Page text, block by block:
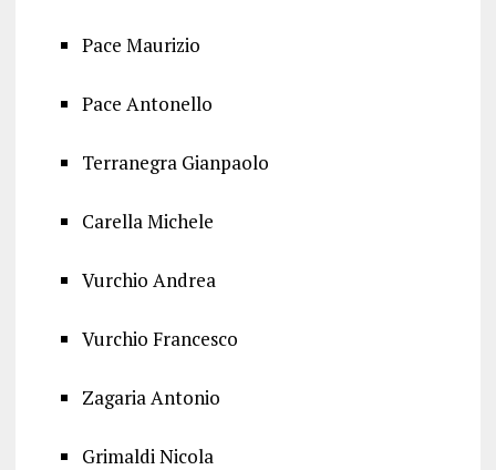
Pace Maurizio
Pace Antonello
Terranegra Gianpaolo
Carella Michele
Vurchio Andrea
Vurchio Francesco
Zagaria Antonio
Grimaldi Nicola